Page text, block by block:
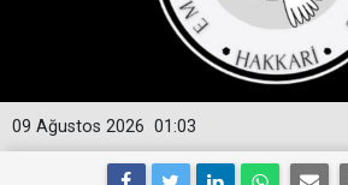
01:03
09 Ağustos 2026